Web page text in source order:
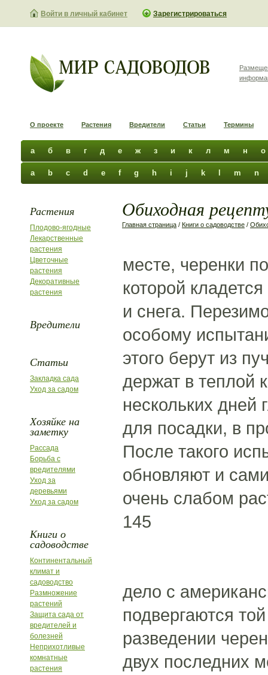
Войти в личный кабинет Зарегистрироваться
О проекте Растения Вредители Статьи Термины
а б в г д е ж з и к л м н о
a b c d e f g h i j k m n
Растения
Плодово-ягодные
Лекарственные
растения
Цветочные
растения
Декоративные
растения
Вредители
Статьи
Закладка сада
Уход за садом
Хозяйке на
заметку
Рассада
Борьба с
вредителями
Уход за
деревьями
Уход за садом
Книги о
садоводстве
Континентальный
климат и
садоводство
Размножение
растений
Защита сада от
вредителей и
болезней
Неприхотливые
комнатные
растения
Обиходная
Главная страница / Книги о садоводстве /
месте, черенки
которой
и снега.
особому
этого берут из
держат в теплой
нескольких дней
для посадки, в
После такого
обновляют и
очень слабом
145
дело с
подвергаются
разведении
двух последних